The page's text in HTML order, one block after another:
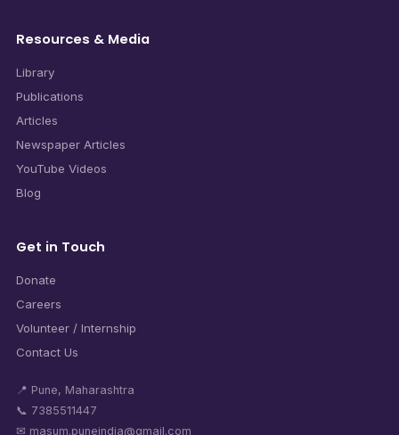
Resources & Media
Library
Publications
Articles
Newspaper Articles
YouTube Videos
Blog
Get in Touch
Donate
Careers
Volunteer / Internship
Contact Us
📍 Pune, Maharashtra
📞 7385511447
✉ masum.puneindia@gmail.com